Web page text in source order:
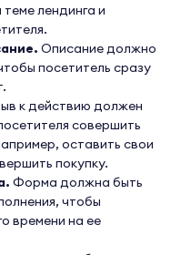
лендинга и
Описание должно
посетитель сразу
к действию должен
совершить
оставить свои
покупку.
Форма должна быть
чтобы
времени на ее